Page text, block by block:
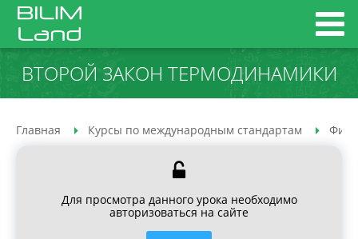
ВТОРОЙ ЗАКОН ТЕРМОДИНАМИКИ
Главная Курсы по международным стандартам
Для просмотра данного урока необходимо
авторизоваться на сайте